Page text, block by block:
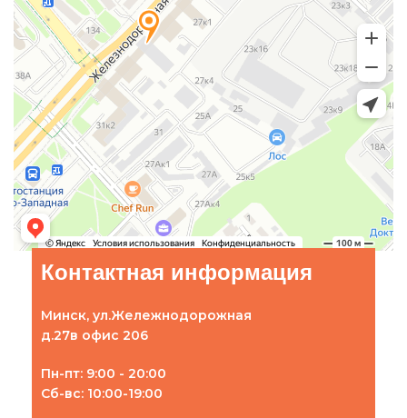
Контактная информация
Минск, ул.Жележнодорожная
д.27в офис 206
Пн-пт: 9:00 - 20:00
Сб-вс: 10:00-19:00